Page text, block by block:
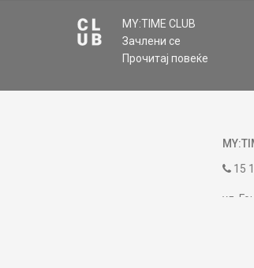
MY:TIME CLUB
Зачлени се
Прочитај повеќе
15
ул.